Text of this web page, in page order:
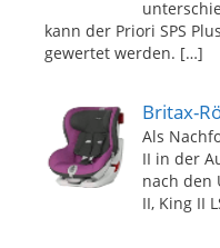
kann der Priori SPS
gewertet werden. […]
Britax-
Als
II in der
nach den
II, King II